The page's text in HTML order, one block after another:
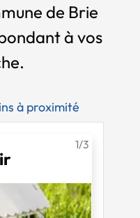
de Brie
à vos
à proximité
1/3